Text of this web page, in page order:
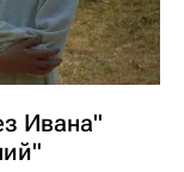
Ивана"